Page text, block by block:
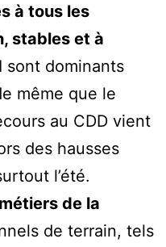
à tous les
stables et à
sont dominants
même que le
au CDD vient
des hausses
l’été.
de la
de terrain, tels